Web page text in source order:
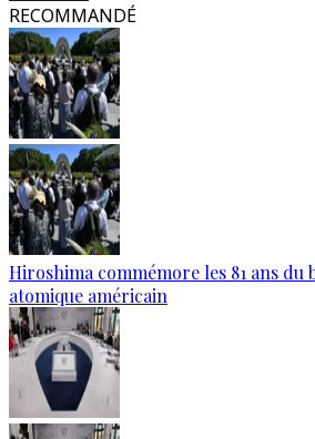
RECOMMANDÉ
Hiroshima commémore les 81 ans du
atomique américain